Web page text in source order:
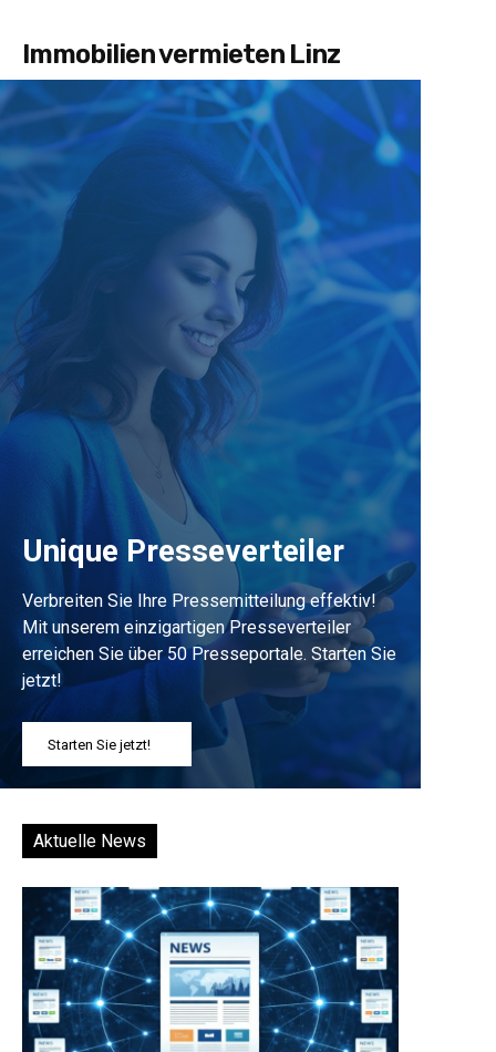
Immobilien vermieten Linz
Unique Presseverteiler
Verbreiten Sie Ihre Pressemitteilung effektiv!
Mit unserem einzigartigen Presseverteiler
erreichen Sie über 50 Presseportale. Starten Sie
jetzt!
Starten Sie jetzt!
Aktuelle News